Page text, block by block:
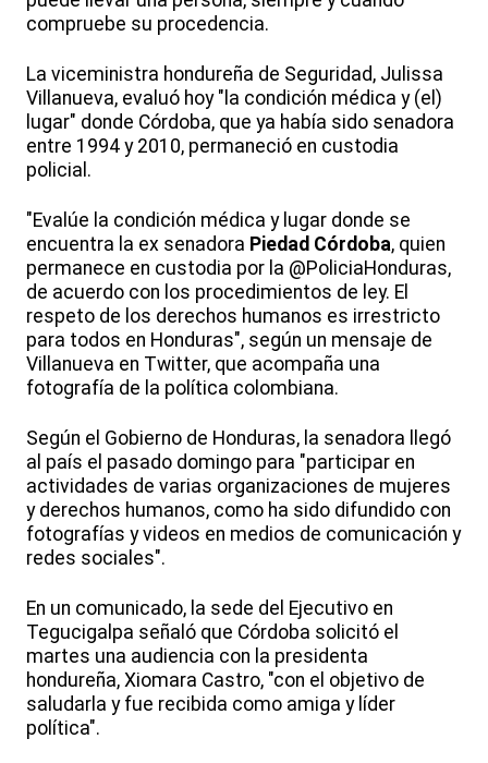
compruebe su procedencia.
La viceministra hondureña de Seguridad, Julissa
Villanueva, evaluó hoy "la condición médica y (el)
lugar" donde Córdoba, que ya había sido senadora
entre 1994 y 2010, permaneció en custodia
policial.
"Evalúe la condición médica y lugar donde se
encuentra la ex senadora Piedad Córdoba, quien
permanece en custodia por la @PoliciaHonduras,
de acuerdo con los procedimientos de ley. El
respeto de los derechos humanos es irrestricto
para todos en Honduras", según un mensaje de
Villanueva en Twitter, que acompaña una
fotografía de la política colombiana.
Según el Gobierno de Honduras, la senadora llegó
al país el pasado domingo para "participar en
actividades de varias organizaciones de mujeres
y derechos humanos, como ha sido difundido con
fotografías y videos en medios de comunicación y
redes sociales".
En un comunicado, la sede del Ejecutivo en
Tegucigalpa señaló que Córdoba solicitó el
martes una audiencia con la presidenta
hondureña, Xiomara Castro, "con el objetivo de
saludarla y fue recibida como amiga y líder
política".